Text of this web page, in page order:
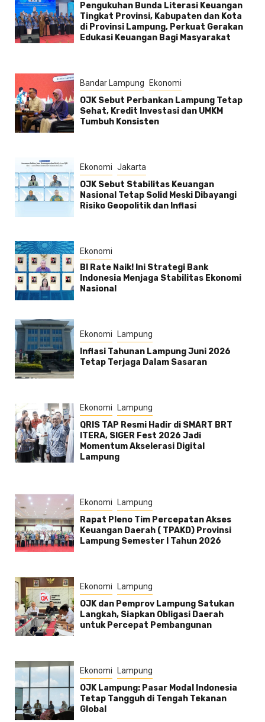
Pengukuhan Bunda Literasi Keuangan
Tingkat Provinsi, Kabupaten dan Kota
di Provinsi Lampung, Perkuat Gerakan
Edukasi Keuangan Bagi Masyarakat
Bandar Lampung Ekonomi
OJK Sebut Perbankan Lampung Tetap
Sehat, Kredit Investasi dan UMKM
Tumbuh Konsisten
Ekonomi Jakarta
OJK Sebut Stabilitas Keuangan
Nasional Tetap Solid Meski Dibayangi
Risiko Geopolitik dan Inflasi
Ekonomi
BI Rate Naik! Ini Strategi Bank
Indonesia Menjaga Stabilitas Ekonomi
Nasional
Ekonomi Lampung
Inflasi Tahunan Lampung Juni 2026
Tetap Terjaga Dalam Sasaran
Ekonomi Lampung
QRIS TAP Resmi Hadir di SMART BRT
ITERA, SIGER Fest 2026 Jadi
Momentum Akselerasi Digital
Lampung
Ekonomi Lampung
Rapat Pleno Tim Percepatan Akses
Keuangan Daerah ( TPAKD) Provinsi
Lampung Semester l Tahun 2026
Ekonomi Lampung
OJK dan Pemprov Lampung Satukan
Langkah, Siapkan Obligasi Daerah
untuk Percepat Pembangunan
Ekonomi Lampung
OJK Lampung: Pasar Modal Indonesia
Tetap Tangguh di Tengah Tekanan
Global